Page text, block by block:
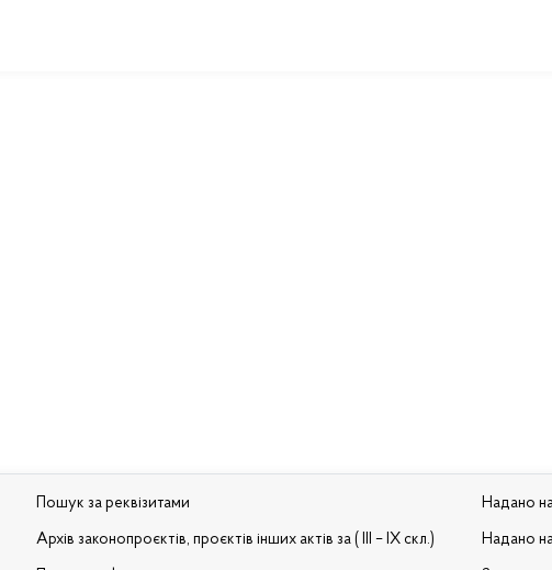
Пошук за реквізитами
Архів законопроєктів, проєктів інших актів за ( III – IX скл.)
Надано
Надано